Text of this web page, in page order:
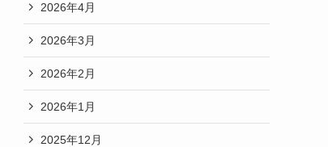
2026年4月
2026年3月
2026年2月
2026年1月
2025年12月